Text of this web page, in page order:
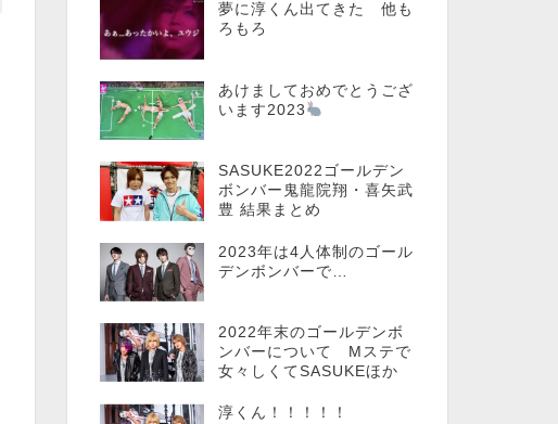
夢に淳くん出てきた 他も
ろもろ
あけましておめでとうござ
います2023
SASUKE2022ゴールデン
ボンバー鬼龍院翔・喜矢武
豊 結果まとめ
2023年は4人体制のゴール
デンボンバーで…
2022年末のゴールデンボ
ンバーについて Mステで
女々しくてSASUKEほか
淳くん！！！！！